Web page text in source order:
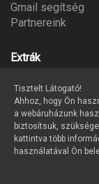
Gmail segítség
Partnereink
Extrák
Ajándék utalvány
Partner program
Partyáruház ©
Tisztelt Látogató!
Ahhoz, hogy Ön
a webáruházunk
biztosítsuk,
kattintva több
használatával Ön